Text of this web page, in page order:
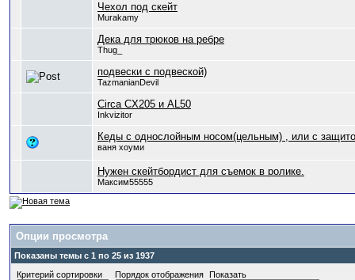
Чехол под скейт
Murakamy
Дека для трюков на ребре
Thug_
подвески с подвеской)
TazmanianDevil
Circa CX205 и AL50
Inkvizitor
Кеды с однослойным носом(цельным) , или с
ваня хоуми
Нужен скейтбордист для съемок в ролике.
Максим55555
Опции просмотра
Показаны темы с 1 по 25 из 1937
Критерий сортировки
Порядок отображения Показать